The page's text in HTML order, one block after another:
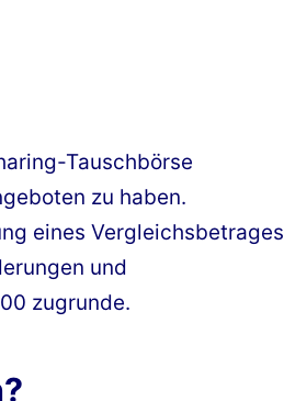
Tauschbörse
zu haben.
eines Vergleichsbetrages
und
zugrunde.